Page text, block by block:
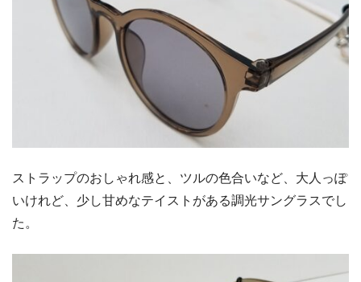
ストラップのおしゃれ感と、ツルの色合いなど、大人っぽ
いけれど、少し甘めなテイストがある調光サングラスでし
た。